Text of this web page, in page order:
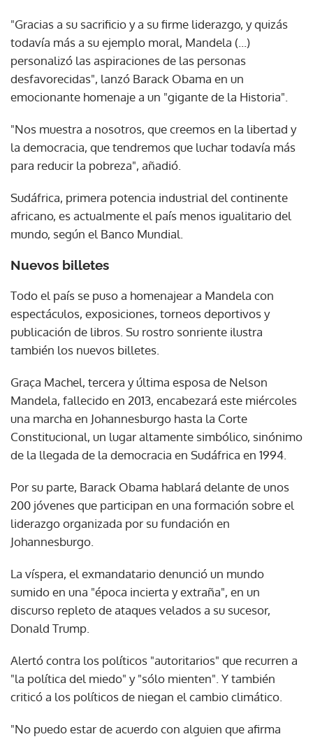
"Gracias a su sacrificio y a su firme liderazgo, y quizás
todavía más a su ejemplo moral, Mandela (...)
personalizó las aspiraciones de las personas
desfavorecidas", lanzó Barack Obama en un
emocionante homenaje a un "gigante de la Historia".
"Nos muestra a nosotros, que creemos en la libertad y
la democracia, que tendremos que luchar todavía más
para reducir la pobreza", añadió.
Sudáfrica, primera potencia industrial del continente
africano, es actualmente el país menos igualitario del
mundo, según el Banco Mundial.
Nuevos billetes
Todo el país se puso a homenajear a Mandela con
espectáculos, exposiciones, torneos deportivos y
publicación de libros. Su rostro sonriente ilustra
también los nuevos billetes.
Graça Machel, tercera y última esposa de Nelson
Mandela, fallecido en 2013, encabezará este miércoles
una marcha en Johannesburgo hasta la Corte
Constitucional, un lugar altamente simbólico, sinónimo
de la llegada de la democracia en Sudáfrica en 1994.
Por su parte, Barack Obama hablará delante de unos
200 jóvenes que participan en una formación sobre el
liderazgo organizada por su fundación en
Johannesburgo.
La víspera, el exmandatario denunció un mundo
sumido en una "época incierta y extraña", en un
discurso repleto de ataques velados a su sucesor,
Donald Trump.
Alertó contra los políticos "autoritarios" que recurren a
"la política del miedo" y "sólo mienten". Y también
criticó a los políticos de niegan el cambio climático.
"No puedo estar de acuerdo con alguien que afirma